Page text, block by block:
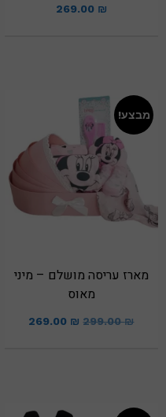
269.00 ₪
מבצע!
מארז עריסה מושלם – מיני
מאוס
299.00₪
269.00 ₪